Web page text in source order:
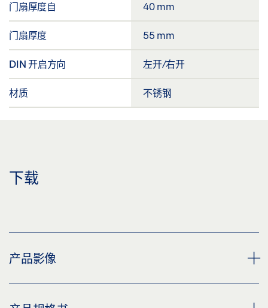
门扇厚度自 40 mm
门扇厚度 55 mm
DIN 开启方向 左开/右开
材质 不锈钢
下载
产品影像
GEZE HANDLE LH 100 ESCUTCHEON OVAL